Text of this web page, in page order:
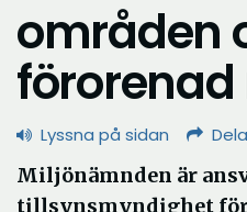
områden
Lyssna på sidan Dela
Miljönämnden är
tillsynsmyndighet